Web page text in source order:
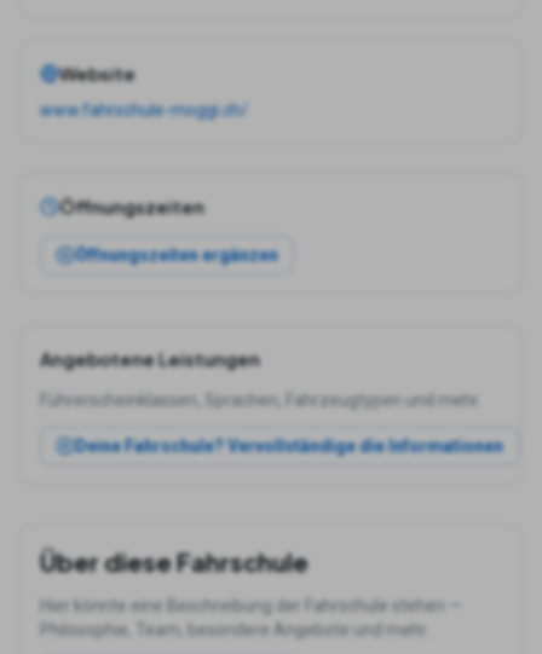
Website
www.fahrschule-moggi.ch/
Öffnungszeiten
Öffnungszeiten ergänzen
Angebotene Leistungen
Führerscheinklassen, Sprachen, Fahrzeugtypen und mehr.
Deine Fahrschule? Vervollständige die Informationen
Über diese Fahrschule
Hier könnte eine Beschreibung der Fahrschule stehen —
Philosophie, Team, besondere Angebote und mehr.